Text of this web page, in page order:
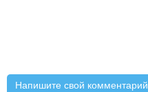
Напишите свой комментарий